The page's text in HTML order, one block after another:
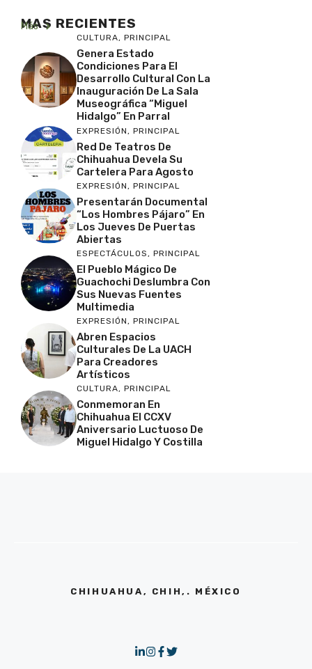
MAS RECIENTES
Más
CULTURA, PRINCIPAL
Genera Estado
Condiciones Para El
Desarrollo Cultural Con La
Inauguración De La Sala
Museográfica “Miguel
Hidalgo” En Parral
EXPRESIÓN , PRINCIPAL
Red De Teatros De
Chihuahua Devela Su
Cartelera Para Agosto
EXPRESIÓN, PRINCIPAL
Presentarán Documental
“Los Hombres Pájaro” En
Los Jueves De Puertas
Abiertas
ESPECTÁCULOS, PRINCIPAL
El Pueblo Mágico De
Guachochi Deslumbra Con
Sus Nuevas Fuentes
Multimedia
EXPRESIÓN, PRINCIPAL
Abren Espacios
Culturales De La UACH
Para Creadores
Artísticos
CULTURA, PRINCIPAL
Conmemoran En
Chihuahua El CCXV
Aniversario Luctuoso De
Miguel Hidalgo Y Costilla
CHIHUAHUA, CHIH,. MÉXICO